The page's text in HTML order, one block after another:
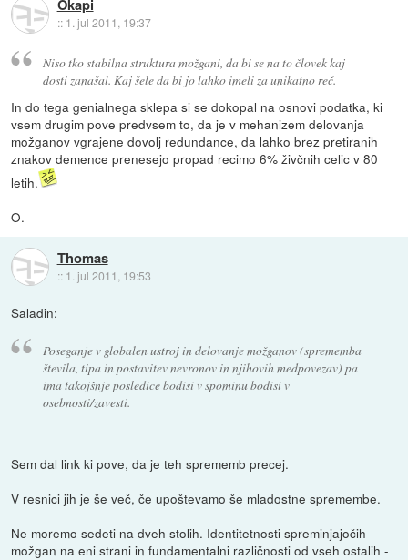
Okapi
:: 1. jul 2011, 19:37
Niso tko stabilna struktura možgani, da bi se na to človek kaj
dosti zanašal. Kaj šele da bi jo lahko imeli za unikatno reč.
In do tega genialnega sklepa si se dokopal na osnovi podatka, ki
vsem drugim pove predvsem to, da je v mehanizem delovanja
možganov vgrajene dovolj redundance, da lahko brez pretiranih
znakov demence prenesejo propad recimo 6% živčnih celic v 80
letih.
O.
Thomas
:: 1. jul 2011, 19:53
Saladin:
Poseganje v globalen ustroj in delovanje možganov (sprememba
števila, tipa in postavitev nevronov in njihovih medpovezav) pa
ima takojšnje posledice bodisi v spominu bodisi v
osebnosti/zavesti.
Sem dal link ki pove, da je teh sprememb precej.
V resnici jih je še več, če upoštevamo še mladostne spremembe.
Ne moremo sedeti na dveh stolih. Identitetnosti spreminjajočih
možgan na eni strani in fundamentalni različnosti od vseh ostalih -